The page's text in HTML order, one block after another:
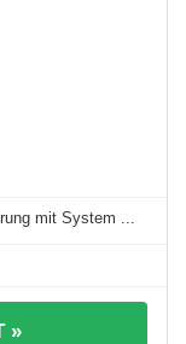
mit System ...
»